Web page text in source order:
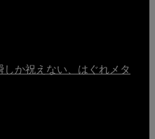
か祝えない、はぐれメタ